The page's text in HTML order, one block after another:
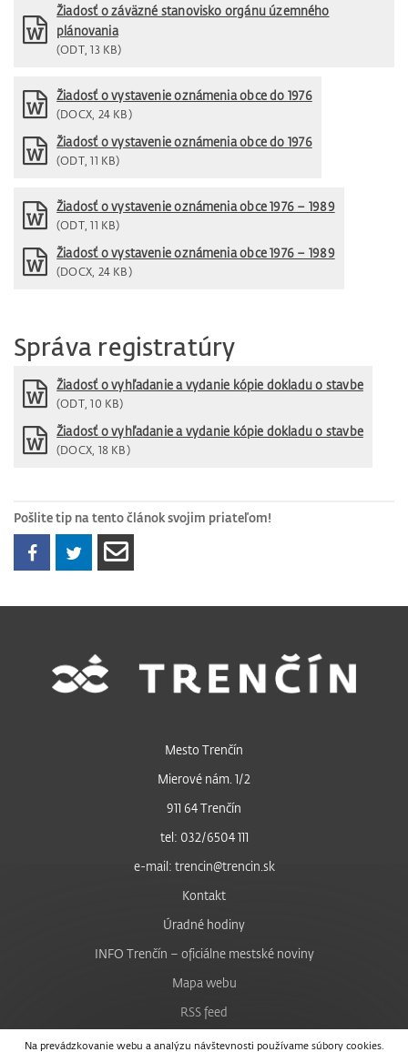
Žiadosť o záväzné stanovisko orgánu územného
plánovania
(ODT, 13 KB)
Žiadosť o vystavenie oznámenia obce do 1976
(DOCX, 24 KB)
Žiadosť o vystavenie oznámenia obce do 1976
(ODT, 11 KB)
Žiadosť o vystavenie oznámenia obce 1976 – 1989
(ODT, 11 KB)
Žiadosť o vystavenie oznámenia obce 1976 – 1989
(DOCX, 24 KB)
Správa registratúry
Žiadosť o vyhľadanie a vydanie kópie dokladu o stavbe
(ODT, 10 KB)
Žiadosť o vyhľadanie a vydanie kópie dokladu o stavbe
(DOCX, 18 KB)
Pošlite tip na tento článok svojim priateľom!
Na prevádzkovanie webu a analýzu návštevnosti používame súbory cookies.
Mesto Trenčín
Mierové nám. 1/2
911 64 Trenčín
tel: 032/6504 111
e-mail: trencin@trencin.sk
Kontakt
Úradné hodiny
INFO Trenčín – oficiálne mestské noviny
Mapa webu
RSS feed
Nastavenie cookies